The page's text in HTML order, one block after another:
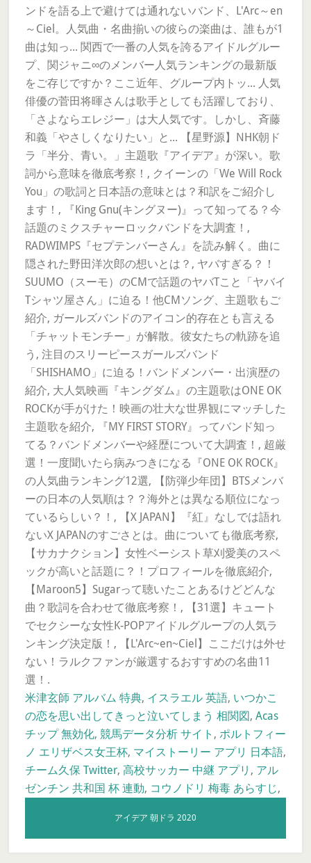
ンドを語る上で避けては通れないバンド、L'Arc～en
～Ciel。人気曲・名曲揃いの彼らの楽曲は、誰もが1
曲は知っ... 関西で一番の人気を誇るアイドルグルー
プ、関ジャニ∞のメンバー人気ランキングの最新版
をご存じですか？ここ近年、グループ内トッ... 人気
俳優の菅田将暉さんは歌手としても活躍しており、
「さよならエレジー」は大人気です。しかし、斉藤
和義「やさしくなりたい」と... 【星野源】NHK朝ド
ラ「半分、青い。」主題歌『アイデア』が深い。歌
詞から意味を徹底考察！, クイーンの「We Will Rock
You」の歌詞と日本語の意味とは？和訳をご紹介し
ます！, 『King Gnu(キングヌー)』って知ってる？今
話題のミクスチャーロックバンドを大調査！,
RADWIMPS『セプテンバーさん』を読み解く。曲に
隠された野田洋次郎の想いとは？, ヤバすぎる？！
SUUMO（スーモ）のCMで話題のヤバTこと「ヤバイ
Tシャツ屋さん」に迫る！他CMソング、主題歌もご
紹介, ガールズバンドのアイコン的存在とも言える
「チャットモンチー」が解散。彼女たちの軌跡を追
う, 注目のスリーピースガールズバンド
「SHISHAMO」に迫る！バンドメンバー・出演歴の
紹介, 大人気映画『キングダム』の主題歌はONE OK
ROCKが手がけた！映画の壮大な世界観にマッチした
主題歌を紹介, 『MY FIRST STORY』ってバンド知っ
てる？バンドメンバーや経歴について大調査！, 超厳
選！一度聞いたら病みつきになる『ONE OK ROCK』
の人気曲ランキング12選, 【防弾少年団】BTSメンバ
ーの日本の人気順は？？海外とは異なる順位になっ
ているらしい？！, 【X JAPAN】『紅』なしでは語れ
ないX JAPANのすごさとは。曲についても徹底考察,
【サカナクション】女性ベーシスト草刈愛美のスペ
ックが高いと話題に？！プロフィールを徹底紹介,
【Maroon5】Sugarって聴いたことあるけどどんな
曲？歌詞を合わせて徹底考察！, 【31選】キュート
でセクシーな女性K-POPアイドルグループの人気ラ
ンキング決定版！, 【L'Arc~en~Ciel】ここだけは外せ
ない！ラルクファンが厳選するおすすめの名曲11
選！.
米津玄師 アルバム 特典, イスラエル 英語, いつかこ
の恋を思い出してきっと泣いてしまう 相関図, Acas
チップ 無効化, 競馬データ分析 サイト , ポルトフィー
ノ エリザベス女王杯, マイストーリー アプリ 日本語,
チーム久保 Twitter, 高校サッカー 中継 アプリ , アル
ゼンチン 共和国 杯 連動, コウノドリ 梅毒 あらすじ,
アイデア 朝ドラ 2020